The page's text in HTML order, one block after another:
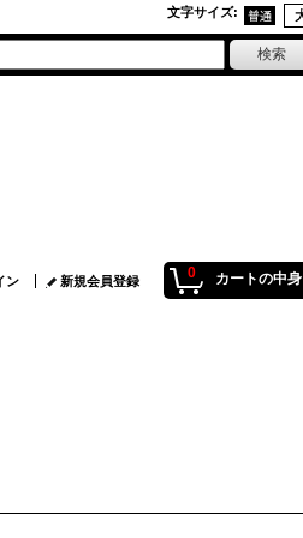
文字サイズ:
0 カートの中身
ン 新規会員登録